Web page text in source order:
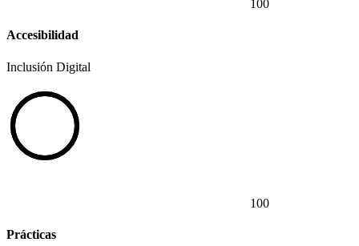
100
Accesibilidad
Inclusión Digital
100
Prácticas